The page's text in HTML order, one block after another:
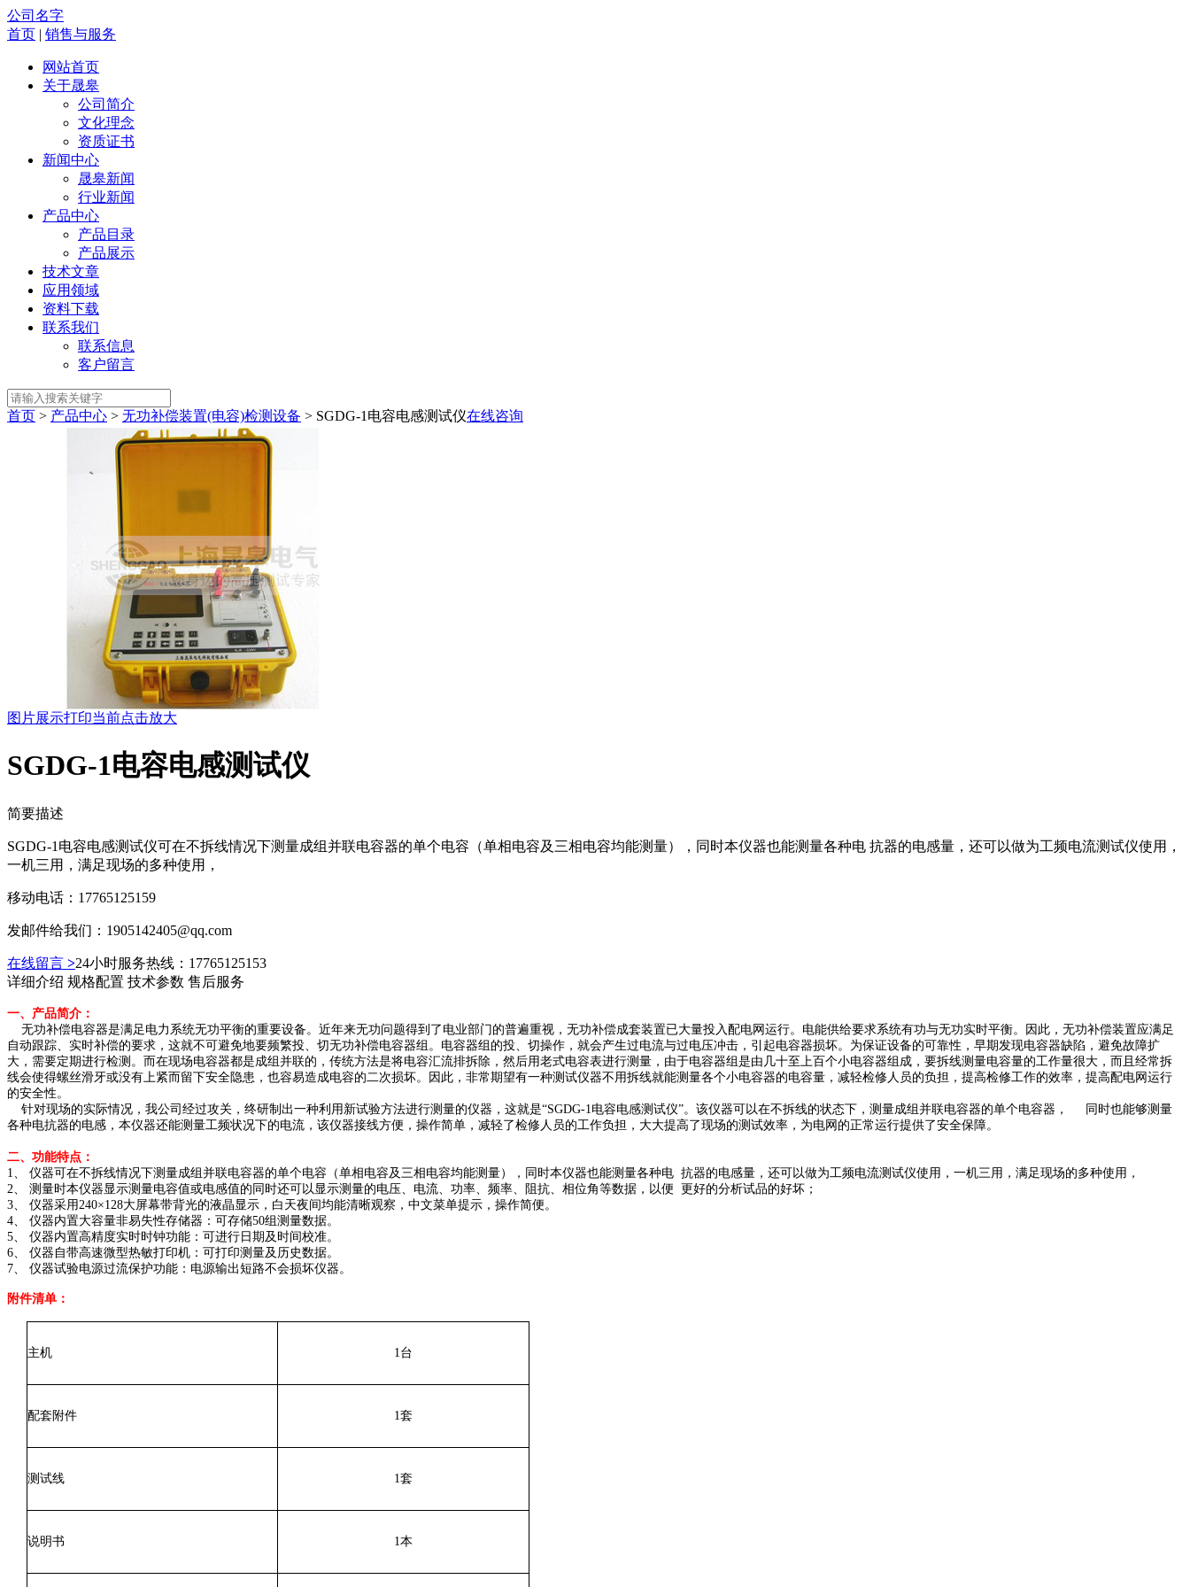
公司名字
首页 | 销售与服务
网站首页
关于晟皋
公司简介
文化理念
资质证书
新闻中心
晟皋新闻
行业新闻
产品中心
产品目录
产品展示
技术文章
应用领域
资料下载
联系我们
联系信息
客户留言
首页 > 产品中心 > 无功补偿装置(电容)检测设备 > SGDG-1电容电感测试仪在线咨询
图片展示打印当前点击放大
SGDG-1电容电感测试仪
简要描述
SGDG-1电容电感测试仪可在不拆线情况下测量成组并联电容器的单个电容（单相电容及三相电容均能测量），同时本仪器也能测量各种电 抗器的电感量，还可以做为工频电流测试仪使用，
一机三用，满足现场的多种使用，
移动电话：17765125159
发邮件给我们：1905142405@qq.com
在线留言 >24小时服务热线：17765125153
详细介绍 规格配置 技术参数 售后服务
一、产品简介：
无功补偿电容器是满足电力系统无功平衡的重要设备。近年来无功问题得到了电业部门的普遍重视，无功补偿成套装置已大量投入配电网运行。电能供给要求系统有功与无功实时平衡。因此，无功补偿装置应满足
自动跟踪、实时补偿的要求，这就不可避免地要频繁投、切无功补偿电容器组。电容器组的投、切操作，就会产生过电流与过电压冲击，引起电容器损坏。为保证设备的可靠性，早期发现电容器缺陷，避免故障扩
大，需要定期进行检测。而在现场电容器都是成组并联的，传统方法是将电容汇流排拆除，然后用老式电容表进行测量，由于电容器组是由几十至上百个小电容器组成，要拆线测量电容量的工作量很大，而且经常拆
线会使得螺丝滑牙或没有上紧而留下安全隐患，也容易造成电容的二次损坏。因此，非常期望有一种测试仪器不用拆线就能测量各个小电容器的电容量，减轻检修人员的负担，提高检修工作的效率，提高配电网运行
的安全性。
针对现场的实际情况，我公司经过攻关，终研制出一种利用新试验方法进行测量的仪器，这就是“SGDG-1电容电感测试仪”。该仪器可以在不拆线的状态下，测量成组并联电容器的单个电容器， 同时也能够测量
各种电抗器的电感，本仪器还能测量工频状况下的电流，该仪器接线方便，操作简单，减轻了检修人员的工作负担，大大提高了现场的测试效率，为电网的正常运行提供了安全保障。
二、功能特点：
1、 仪器可在不拆线情况下测量成组并联电容器的单个电容（单相电容及三相电容均能测量），同时本仪器也能测量各种电 抗器的电感量，还可以做为工频电流测试仪使用，一机三用，满足现场的多种使用，
2、 测量时本仪器显示测量电容值或电感值的同时还可以显示测量的电压、电流、功率、频率、阻抗、相位角等数据，以便 更好的分析试品的好坏；
3、 仪器采用240×128大屏幕带背光的液晶显示，白天夜间均能清晰观察，中文菜单提示，操作简便。
4、 仪器内置大容量非易失性存储器：可存储50组测量数据。
5、 仪器内置高精度实时时钟功能：可进行日期及时间校准。
6、 仪器自带高速微型热敏打印机：可打印测量及历史数据。
7、 仪器试验电源过流保护功能：电源输出短路不会损坏仪器。
附件清单：
主机 1台
配套附件 1套
测试线 1套
说明书 1本